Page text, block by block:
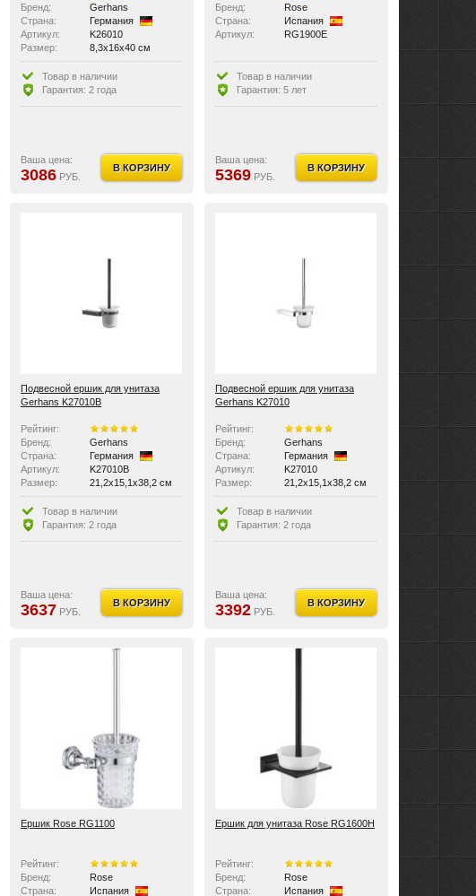
Бренд:
Gerhans
Страна:
Германия
Артикул:
K26010
Размер:
8,3x16x40 см
Товар в наличии
Гарантия: 2 года
Ваша цена:
3086 РУБ.
В КОРЗИНУ
Бренд:
Rose
Страна:
Испания
Артикул:
RG1900E
Товар в наличии
Гарантия: 5 лет
Ваша цена:
5369 РУБ.
В КОРЗИНУ
Подвесной ершик для унитаза
Gerhans K27010B
Рейтинг:
Бренд:
Gerhans
Страна:
Германия
Артикул:
K27010B
Размер:
21,2x15,1x38,2 см
Товар в наличии
Гарантия: 2 года
Ваша цена:
3637 РУБ.
В КОРЗИНУ
Подвесной ершик для унитаза
Gerhans K27010
Рейтинг:
Бренд:
Gerhans
Страна:
Германия
Артикул:
K27010
Размер:
21,2x15,1x38,2 см
Товар в наличии
Гарантия: 2 года
Ваша цена:
3392 РУБ.
В КОРЗИНУ
Ершик Rose RG1100
Рейтинг:
Бренд:
Rose
Страна:
Испания
Ершик для унитаза Rose RG1600H
Рейтинг:
Бренд:
Rose
Страна:
Испания